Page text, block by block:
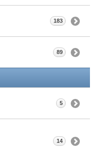
183
89
5
14